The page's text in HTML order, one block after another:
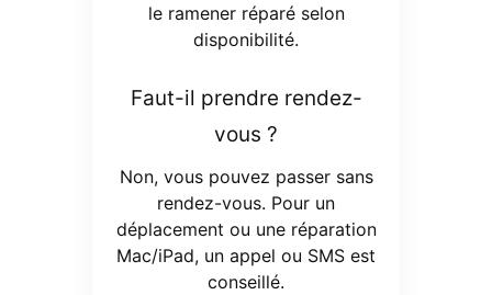
le ramener réparé selon
disponibilité.
Faut-il prendre rendez-
vous ?
Non, vous pouvez passer sans
rendez-vous. Pour un
déplacement ou une réparation
Mac/iPad, un appel ou SMS est
conseillé.